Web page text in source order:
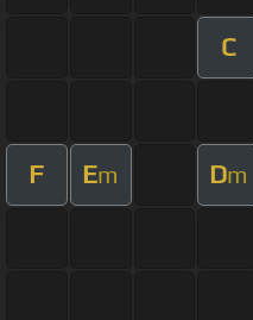
C
F Em Dm